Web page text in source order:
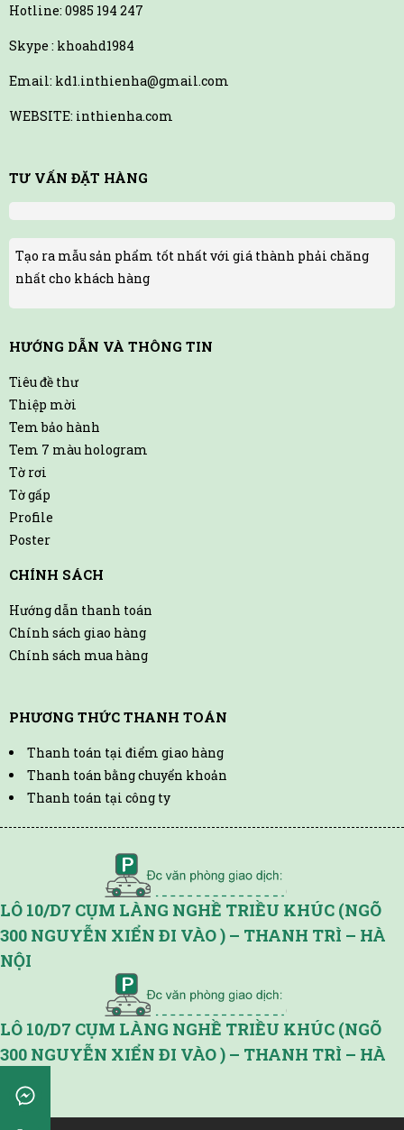
Hotline: 0985 194 247
Skype : khoahd1984
Email: kd1.inthienha@gmail.com
WEBSITE: inthienha.com
TƯ VẤN ĐẶT HÀNG
Tạo ra mẫu sản phẩm tốt nhất với giá thành phải chăng
nhất cho khách hàng
HƯỚNG DẪN VÀ THÔNG TIN
Tiêu đề thư
Thiệp mời
Tem bảo hành
Tem 7 màu hologram
Tờ rơi
Tờ gấp
Profile
Poster
CHÍNH SÁCH
Hướng dẫn thanh toán
Chính sách giao hàng
Chính sách mua hàng
PHƯƠNG THỨC THANH TOÁN
Thanh toán tại điểm giao hàng
Thanh toán bằng chuyển khoản
Thanh toán tại công ty
LÔ 10/D7 CỤM LÀNG NGHỀ TRIỀU KHÚC (NGÕ
300 NGUYỄN XIỂN ĐI VÀO ) – THANH TRÌ – HÀ
NỘI
LÔ 10/D7 CỤM LÀNG NGHỀ TRIỀU KHÚC (NGÕ
300 NGUYỄN XIỂN ĐI VÀO ) – THANH TRÌ – HÀ